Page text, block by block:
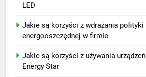
LED
Jakie są korzyści z wdrażania polityki
energooszczędnej w firmie
Jakie są korzyści z używania
Energy Star